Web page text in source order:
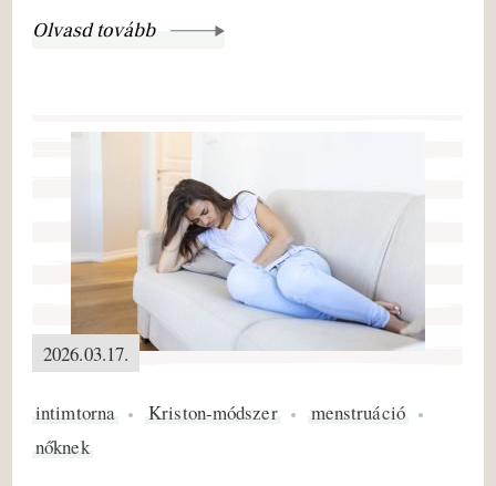
Olvasd tovább
2026.03.17.
intimtorna Kriston-módszer
menstruáció
nőknek